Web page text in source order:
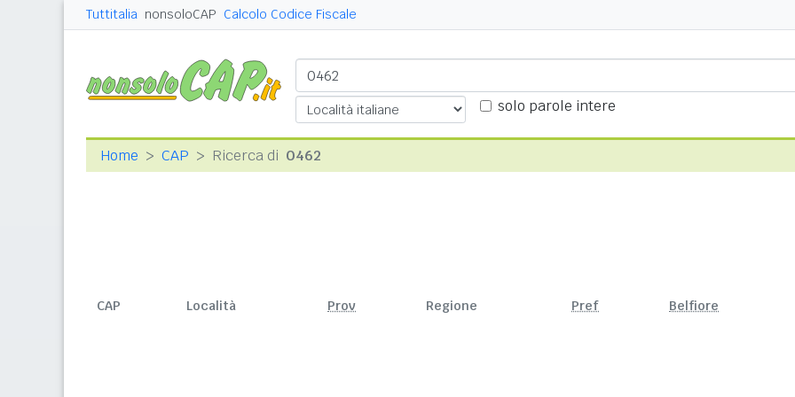
Tuttitalia nonsoloCAP Calcolo Codice Fiscale
solo parole intere
Home CAP Ricerca di 0462
CAP Località Prov Regione Pref Belfiore